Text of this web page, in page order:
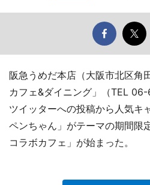
阪急うめだ本店（大阪市北区角
カフェ&ダイニング」（TEL 06-
ツイッターへの投稿から人気キ
ペンちゃん」がテーマの期間限
コラボカフェ」が始まった。